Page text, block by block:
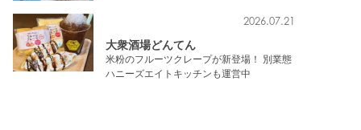
2026.07.21
大衆酒場どんてん
米粉のフルーツクレープが新登場！ 別業態
ハニーズエイトキッチンも運営中